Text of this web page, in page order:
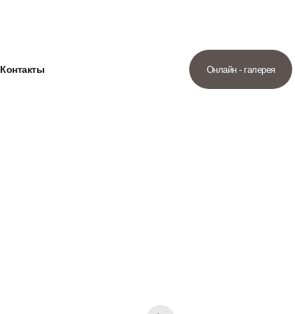
Контакты Онлайн - галерея